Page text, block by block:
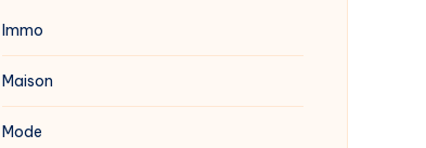
Immo
Maison
Mode